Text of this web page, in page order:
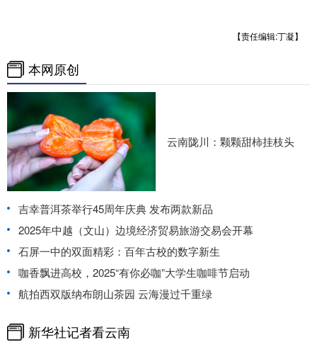
【责任编辑:丁凝】
本网原创
云南陇川：颗颗甜柿挂枝头
吉幸普洱茶举行45周年庆典 发布两款新品
2025年中越（文山）边境经济贸易旅游交易会开幕
石屏一中的双面精彩：百年古校的数字新生
咖香飘进高校，2025“有你必咖”大学生咖啡节启动
航拍西双版纳布朗山茶园 云海漫过千重绿
新华社记者看云南